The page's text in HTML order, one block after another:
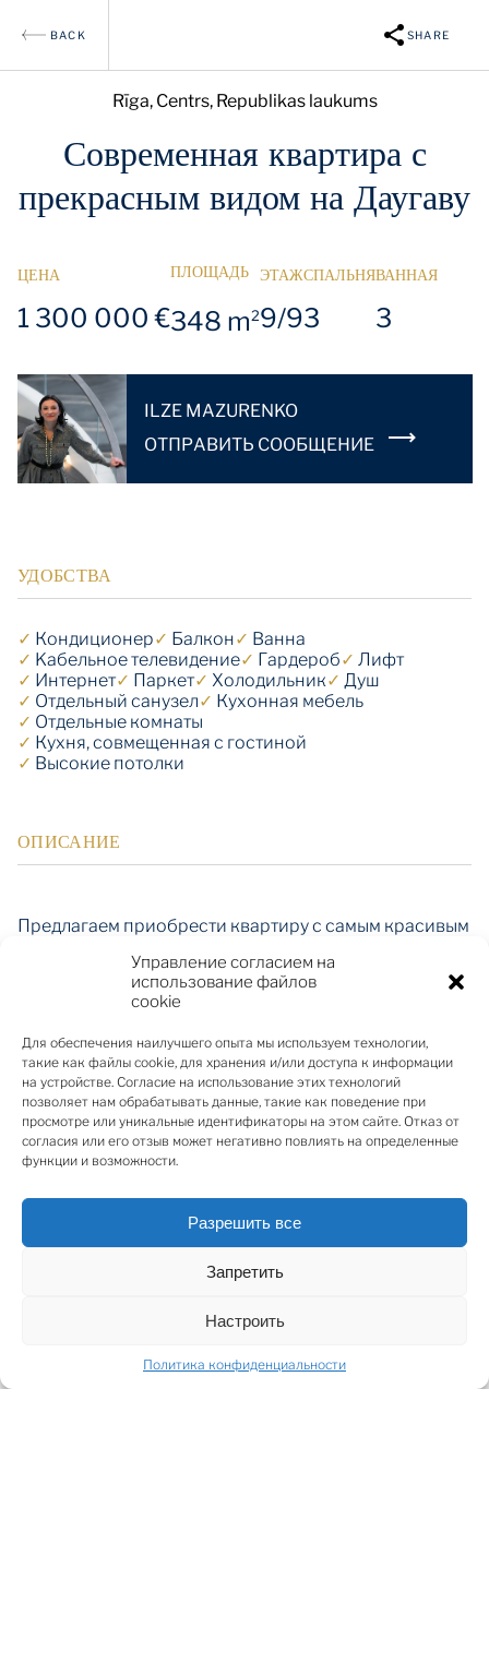
Управление согласием на
использование файлов
cookie
Для обеспечения наилучшего опыта мы используем технологии,
такие как файлы cookie, для хранения и/или доступа к информации
на устройстве. Согласие на использование этих технологий
позволяет нам обрабатывать данные, такие как поведение при
просмотре или уникальные идентификаторы на этом сайте. Отказ от
согласия или его отзыв может негативно повлиять на определенные
функции и возможности.
Разрешить все
Запретить
Настроить
Политика конфиденциальности
BACK SHARE
Rīga, Centrs, Republikas laukums
Современная квартира с
прекрасным видом на Даугаву
ЦЕНА
1 300 000 €
ПЛОЩАДЬ
348 m2
ЭТАЖ
9/9
СПАЛЬНЯ
3
ВАННАЯ
3
ILZE MAZURENKO
OТПРАВИТЬ СООБЩЕНИЕ
УДОБСТВА
✓ Кондиционер✓ Балкон✓ Ванна
✓ Kабельное телевидение✓ Гардероб✓ Лифт
✓ Интернет✓ Паркет✓ Холодильник✓ Душ
✓ Отдельный санузел✓ Кухонная мебель
✓ Отдельные комнаты
✓ Кухня, совмещенная с гостиной
✓ Высокие потолки
ОПИСАНИЕ
Предлагаем приобрести квартиру с самым красивым
видом в Риге. Пентхаус с панорамными окнами и
утонченным интерьером находится на девятом
этаже. Для тех, кто любит простор и комфорт.
предметами интерьера. По периметру расположен
балкон, с которого открывается вид как на Старую
Ригу, так и на реку Даугаву и пассажирский порт.
Дом находится на самом берегу Даугавы, в
парка Кровальда и Тихого центра. Выгодное
расположение обеспечивает удобное
передвижение. Инфраструктура в легкой